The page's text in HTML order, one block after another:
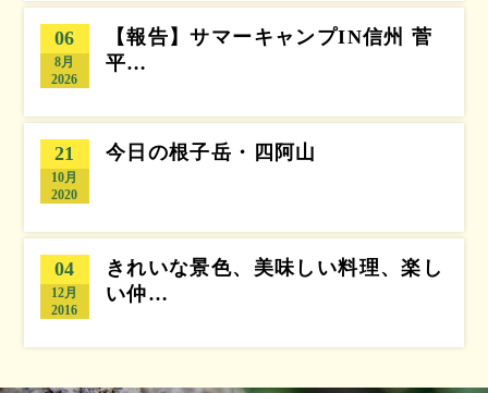
06
8月
2026
【報告】サマーキャンプIN信州 菅
平…
21
10月
2020
今日の根子岳・四阿山
04
12月
2016
きれいな景色、美味しい料理、楽し
い仲…